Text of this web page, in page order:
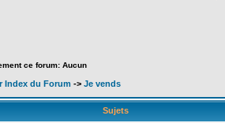
ce forum: Aucun
Index du Forum -> Je vends
Sujets